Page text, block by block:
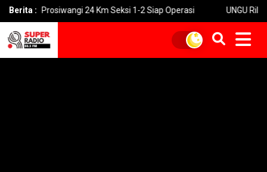
Berita :
Prosiwangi 24 Km Seksi 1-2 Siap Operasi UNGU Rilis Video